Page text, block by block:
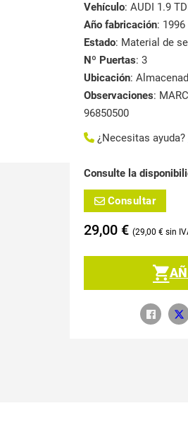
Vehículo: AUDI 1.9
Año fabricación:
Estado: Material de
Nº Puertas: 3
Ubicación:
Observaciones:
96850500
¿Necesitas ayuda?
Consulte la
Consultar
29,00 € 29,00 €